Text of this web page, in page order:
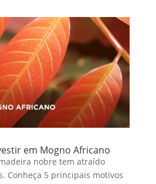
em Mogno Africano
nobre tem atraído
Conheça 5 principais motivos